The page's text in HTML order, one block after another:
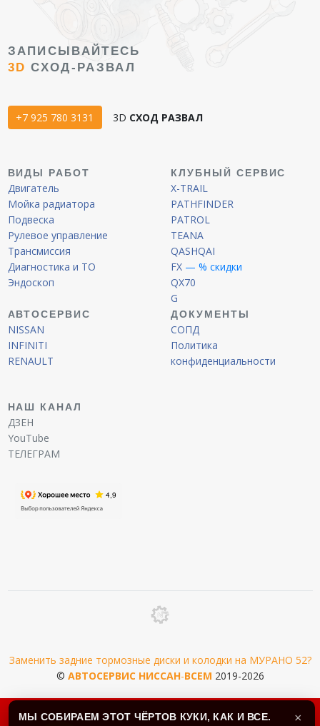
ЗАПИСЫВАЙТЕСЬ
3D СХОД-РАЗВАЛ
+7 925 780 3131 3D СХОД РАЗВАЛ
ВИДЫ РАБОТ
Двигатель
Мойка радиатора
Подвеска
Рулевое управление
Трансмиссия
Диагностика и ТО
Эндоскоп
КЛУБНЫЙ СЕРВИС
X-TRAIL
PATHFINDER
PATROL
TEANA
QASHQAI
FX — % скидки
QX70
G
АВТОСЕРВИС
NISSAN
INFINITI
RENAULT
ДОКУМЕНТЫ
СОПД
Политика
конфиденциальности
НАШ КАНАЛ
ДЗЕН
YouTube
ТЕЛЕГРАМ
Заменить задние тормозные диски и колодки на МУРАНО 52?
© АВТОСЕРВИС НИССАН-ВСЕМ 2019-2026
МЫ СОБИРАЕМ ЭТОТ ЧЁРТОВ КУКИ, КАК И ВСЕ. ×